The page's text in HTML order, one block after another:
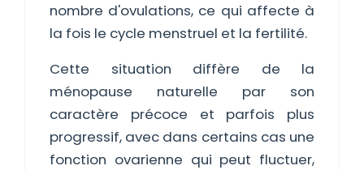
nombre d'ovulations, ce qui affecte à
la fois le cycle menstruel et la fertilité.
Cette situation diffère de la
ménopause naturelle par son
caractère précoce et parfois plus
progressif, avec dans certains cas une
fonction ovarienne qui peut fluctuer,